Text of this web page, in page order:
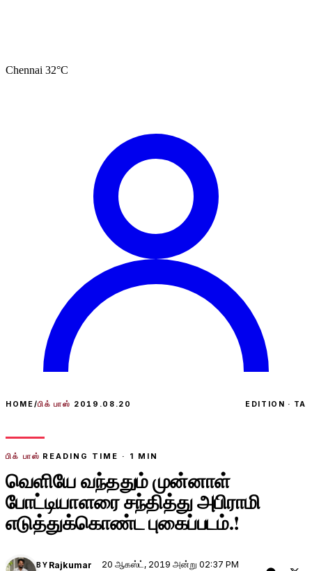
Chennai 32°C
HOME/பிக் பாஸ் 2019.08.20 EDITION · TA
பிக் பாஸ் READING TIME · 1 MIN
வெளியே வந்ததும் முன்னாள்
போட்டியாளரை சந்தித்து அபிராமி
எடுத்துக்கொண்ட புகைப்படம்.!
BY Rajkumar 20 ஆகஸ்ட், 2019 அன்று 02:37 PM